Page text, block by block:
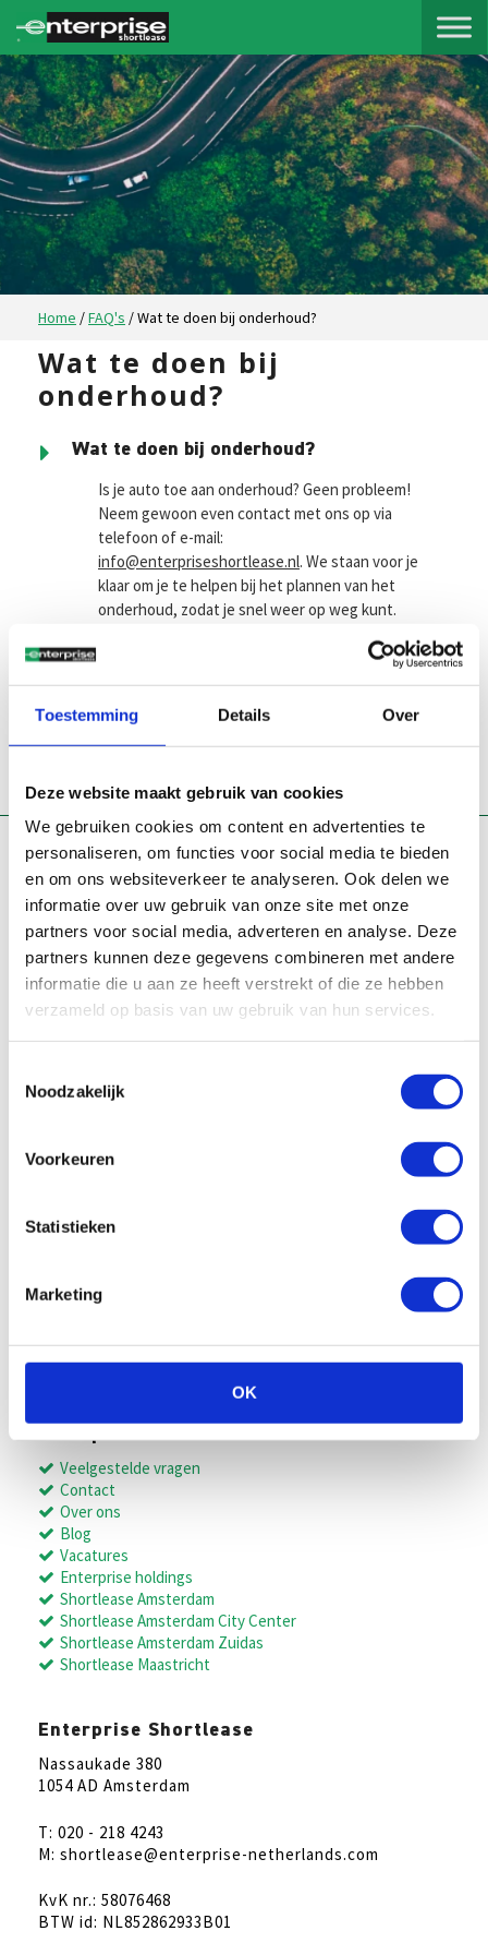
Toestemming Details Over
Deze website maakt gebruik van cookies
We gebruiken cookies om content en advertenties te
personaliseren, om functies voor social media te bieden
en om ons websiteverkeer te analyseren. Ook delen we
informatie over uw gebruik van onze site met onze
partners voor social media, adverteren en analyse. Deze
partners kunnen deze gegevens combineren met andere
informatie die u aan ze heeft verstrekt of die ze hebben
verzameld op basis van uw gebruik van hun services.
Noodzakelijk
Voorkeuren
Statistieken
Marketing
OK
Home /FAQ's /Wat te doen bij onderhoud?
WAT
TE
DOEN
ONDERHOUD?
Wat te doen bij
onderhoud?
Wat te doen bij onderhoud?
Is je auto toe aan onderhoud? Geen probleem!
Neem gewoon even contact met ons op via
telefoon of e-mail:
info@enterpriseshortlease.nl. We staan voor je
klaar om je te helpen bij het plannen van het
onderhoud, zodat je snel weer op weg kunt.
Wanneer je een afspraak maakt voor een
onderhoudsbeurt, zullen we de onderhoudstijd
tot een minimum beperken zodat jij weer snel
de weg op kunt.
Onze shortlease merken
Alfa Romeo
BMW
Citroën
CUPRA
Fiat
Jeep
Mazda
Mercedes Benz
Nissan
Opel
Peugeot
Renault
Hoofdmenu
Shortlease voor ZZP’ers
Shortlease aanbieding
Alle auto’s
Veelgestelde vragen
Contact
Over ons
Blog
Vacatures
Enterprise holdings
Shortlease Amsterdam
Shortlease Amsterdam City Center
Shortlease Amsterdam Zuidas
Shortlease Maastricht
Enterprise Shortlease
Nassaukade 380
1054 AD Amsterdam
T: 020 - 218 4243
M: shortlease@enterprise-netherlands.com
KvK nr.: 58076468
BTW id: NL852862933B01